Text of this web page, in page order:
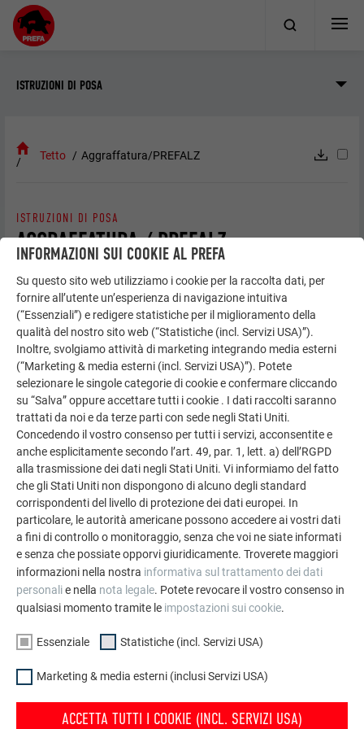
ISTRUZIONI DI POSA
Tetto Aggraffatura/PREFALZ
AGGRAFFATURA / PREFALZ
ISTRUZIONI DI POSA
Informazioni generali
Informazioni di prodotto
Lavorazione e posa
INDIETRO SUCCESSIVO
IMPRESA A CONDUZIONE FAMILIARE | PREFA
Chi siamo
Sostenibilità
TI SERVE AIUTO?
Trova gli artigiani
nella tua zona
Domande & risposte
INFORMAZIONI SUI COOKIE AL PREFA
Su questo sito web utilizziamo i cookie per la raccolta dati, per
fornire all’utente un’esperienza di navigazione intuitiva
(“Essenziali”) e redigere statistiche per il miglioramento della
qualità del nostro sito web (“Statistiche (incl. Servizi USA)”).
Inoltre, svolgiamo attività di marketing integrando media esterni
(“Marketing & media esterni (incl. Servizi USA)”). Potete
selezionare le singole categorie di cookie e confermare cliccando
su “Salva” oppure accettare tutti i cookie . I dati raccolti saranno
trattati da noi e da terze parti con sede negli Stati Uniti.
Concedendo il vostro consenso per tutti i servizi, acconsentite e
anche esplicitamente secondo l’art. 49, par. 1, lett. a) dell’RGPD
alla trasmissione dei dati negli Stati Uniti. Vi informiamo del fatto
che gli Stati Uniti non dispongono di alcuno degli standard
corrispondenti del livello di protezione dei dati europei. In
particolare, le autorità americane possono accedere ai vostri dati
a fini di controllo o monitoraggio, senza che voi ne siate informati
e senza che possiate opporvi giuridicamente. Troverete maggiori
informazioni nella nostra informativa sul trattamento dei dati
personalie nella nota legale. Potete revocare il vostro consenso in
qualsiasi momento tramite le impostazioni sui cookie.
Essenziale Statistiche (incl. Servizi USA)
Marketing & media esterni (inclusi Servizi USA)
ACCETTA TUTTI I COOKIE (INCL. SERVIZI USA)